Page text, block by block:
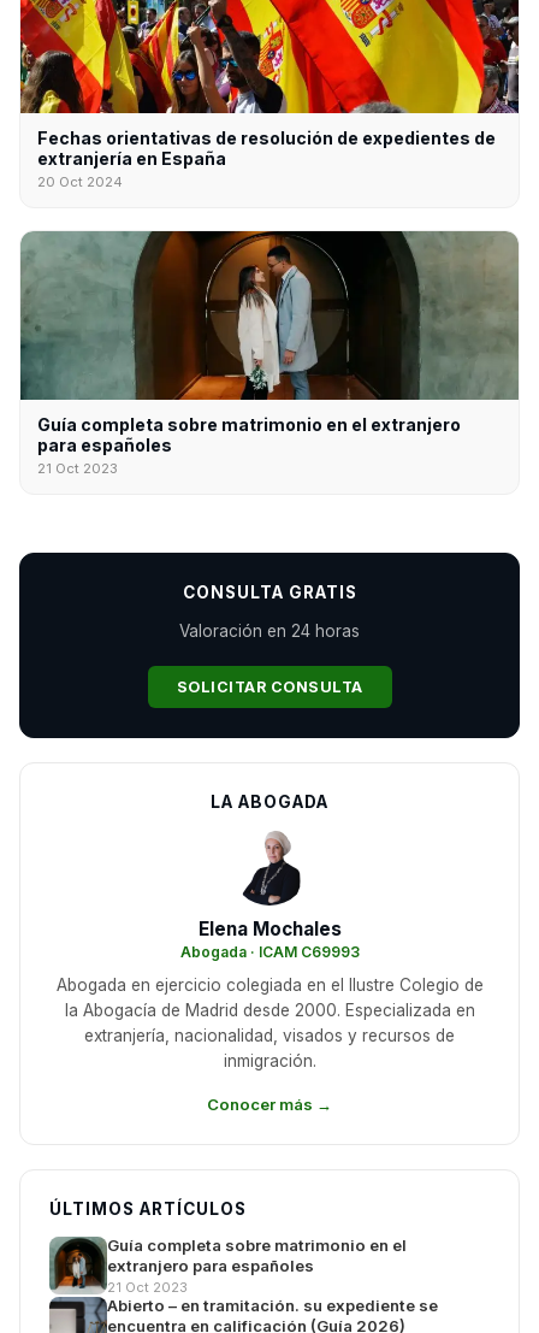
Fechas orientativas de resolución de expedientes de
extranjería en España
20 Oct 2024
Guía completa sobre matrimonio en el extranjero
para españoles
21 Oct 2023
CONSULTA GRATIS
Valoración en 24 horas
SOLICITAR CONSULTA
LA ABOGADA
Elena Mochales
Abogada · ICAM C69993
Abogada en ejercicio colegiada en el Ilustre Colegio de
la Abogacía de Madrid desde 2000. Especializada en
extranjería, nacionalidad, visados y recursos de
inmigración.
Conocer más →
ÚLTIMOS ARTÍCULOS
Guía completa sobre matrimonio en el
extranjero para españoles
21 Oct 2023
Abierto – en tramitación. su expediente se
encuentra en calificación (Guía 2026)